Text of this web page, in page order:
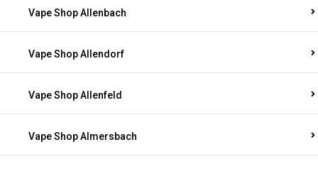
Vape Shop Allenbach
Vape Shop Allendorf
Vape Shop Allenfeld
Vape Shop Almersbach